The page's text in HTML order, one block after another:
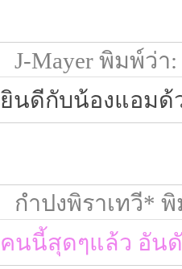
J-Mayer พิมพ์ว่า:
ยินดีกับน้องแอมด้
กำปงพิราเทวี*
คนนี้สุดๆแล้ว อัน